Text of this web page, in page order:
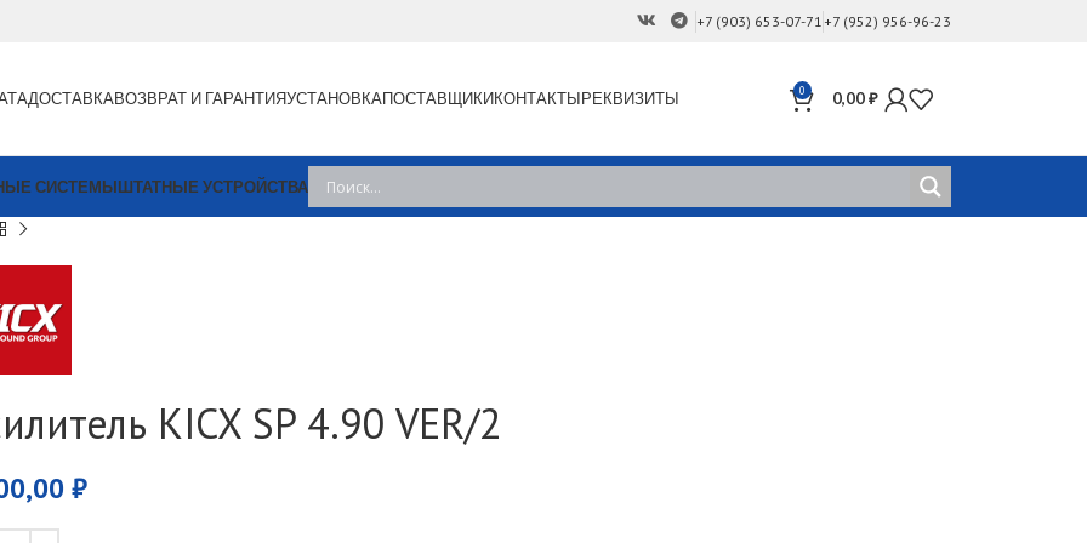
+7 (903) 653-07-71 +7 (952) 956-96-23
ДОСТАВКАВОЗВРАТ И ГАРАНТИЯУСТАНОВКАПОСТАВЩИКИКОНТАКТЫРЕКВИЗИТЫ 0 0,00₽
СИСТЕМЫШТАТНЫЕ УСТРОЙСТВА
KICX SP 4.90 VER/2
₽